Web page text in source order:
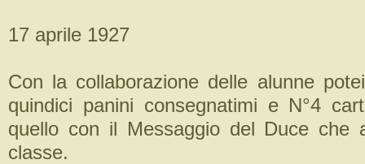
17 aprile 1927
Con la collaborazione delle alunne
quindici panini consegnatimi e N°4
quello con il Messaggio del Duce che
classe.